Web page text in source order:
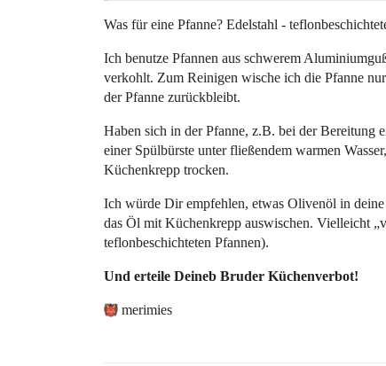
Was für eine Pfanne? Edelstahl -
Ich benutze Pfannen aus schwerem
verkohlt. Zum Reinigen wische ich die Pfanne
der Pfanne zurückbleibt.
Haben sich in der Pfanne, z.B. bei der Bereitung
einer Spülbürste unter fließendem warmen Wasser,
Küchenkrepp trocken.
Ich würde Dir empfehlen, etwas Olivenöl in
das Öl mit Küchenkrepp auswischen. Vielleicht
teflonbeschichteten Pfannen).
Und erteile Deineb Bruder Küchenverbot!
merimies